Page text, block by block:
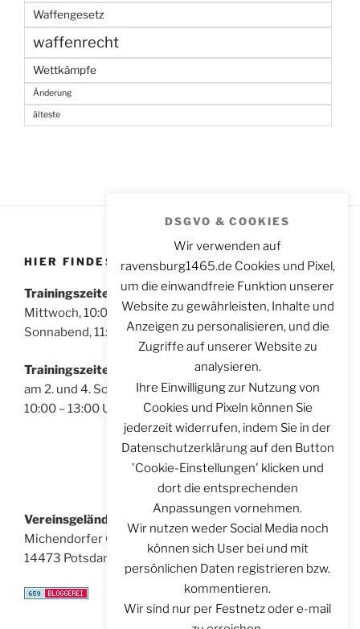
Waffengesetz
waffenrecht
Wettkämpfe
Änderung
älteste
HIER FINDEST DU UNS
Trainingszeiten für Sportschützen:
Mittwoch, 10:00 – 14:00 Uhr
Sonnabend, 11:00 – 14:00 Uhr
Trainingszeiten für Bogenschützen:
am 2. und 4. Sonntag im Monat
10:00 – 13:00 Uhr
Vereinsgelände:
Michendorfer Chaussee 8
14473 Potsdam
DSGVO & COOKIES
Wir verwenden auf
ravensburg1465.de Cookies und Pixel,
um die einwandfreie Funktion unserer
Website zu gewährleisten, Inhalte und
Anzeigen zu personalisieren, und die
Zugriffe auf unserer Website zu
analysieren.
Ihre Einwilligung zur Nutzung von
Cookies und Pixeln können Sie
jederzeit widerrufen, indem Sie in der
Datenschutzerklärung auf den Button
'Cookie-Einstellungen' klicken und
dort die entsprechenden
Anpassungen vornehmen.
Wir nutzen weder Social Media noch
können sich User bei und mit
persönlichen Daten registrieren bzw.
kommentieren.
Wir sind nur per Festnetz oder e-mail